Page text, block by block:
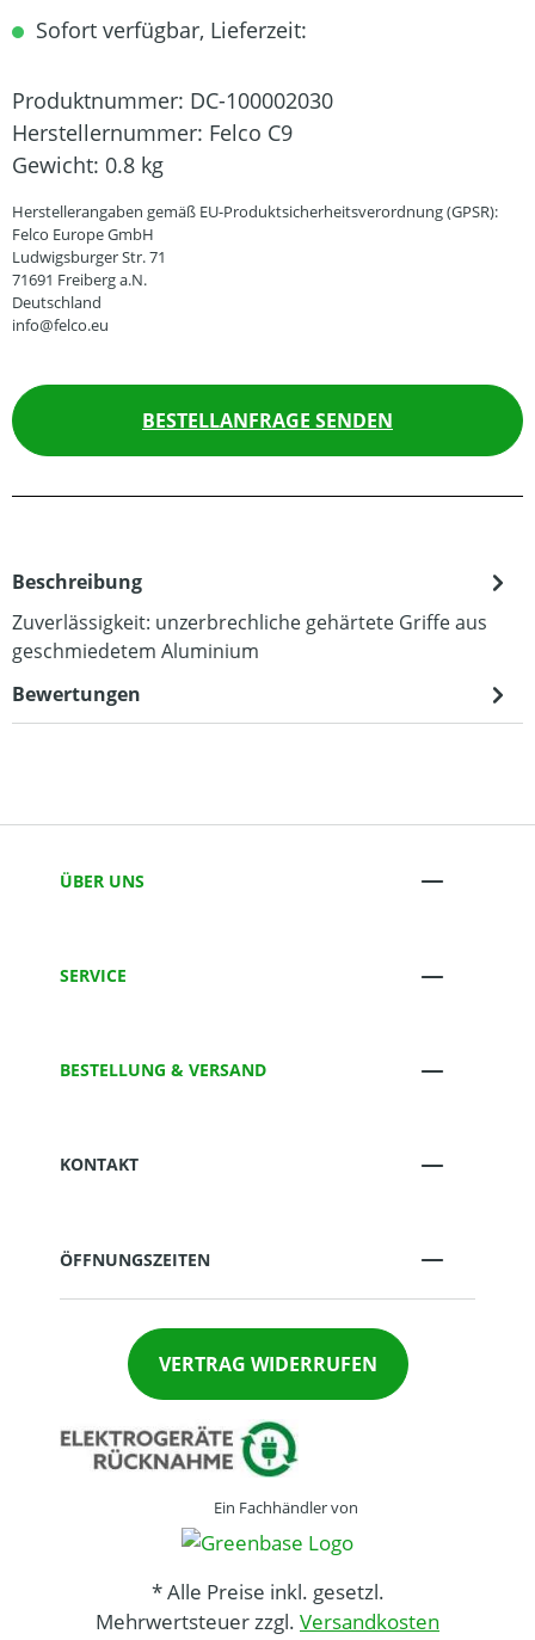
Sofort verfügbar, Lieferzeit:
Produktnummer: DC-100002030
Herstellernummer: Felco C9
Gewicht: 0.8 kg
Herstellerangaben gemäß EU-Produktsicherheitsverordnung (GPSR):
Felco Europe GmbH
Ludwigsburger Str. 71
71691 Freiberg a.N.
Deutschland
info@felco.eu
BESTELLANFRAGE SENDEN
Beschreibung
Zuverlässigkeit: unzerbrechliche gehärtete Griffe aus
geschmiedetem Aluminium
Bewertungen
ÜBER UNS
SERVICE
BESTELLUNG & VERSAND
KONTAKT
ÖFFNUNGSZEITEN
VERTRAG WIDERRUFEN
Ein Fachhändler von
* Alle Preise inkl. gesetzl.
Mehrwertsteuer zzgl. Versandkosten